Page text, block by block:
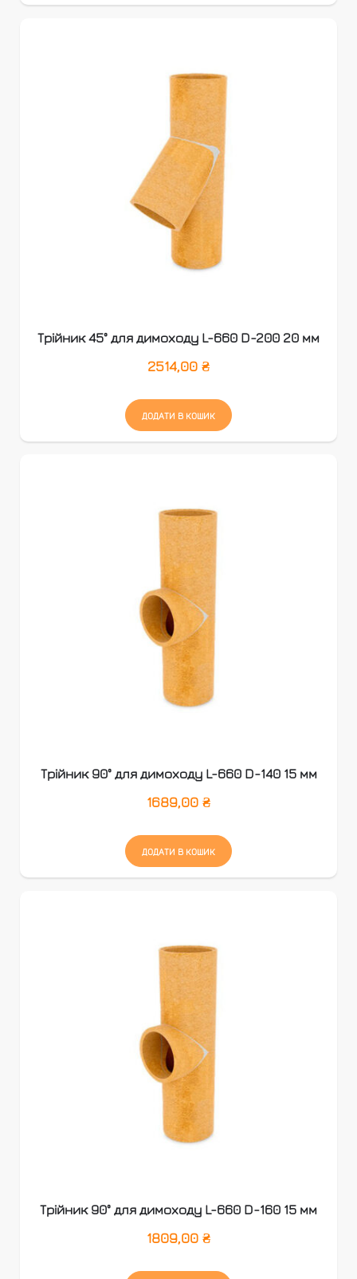
Трійник 45° для димоходу L-660 D-200 20 мм
2514,00 ₴
ДОДАТИ В КОШИК
Трійник 90° для димоходу L-660 D-140 15 мм
1689,00 ₴
ДОДАТИ В КОШИК
Трійник 90° для димоходу L-660 D-160 15 мм
1809,00 ₴